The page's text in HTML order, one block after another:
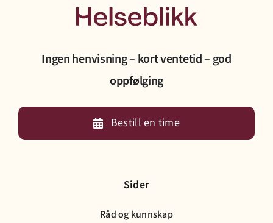
Bestill time
Ingen henvisning – kort ventetid – god
oppfølging
Bestill en time
Sider
Råd og kunnskap